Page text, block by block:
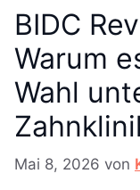
BIDC
Warum
Wahl
Mai 8, 2026 von